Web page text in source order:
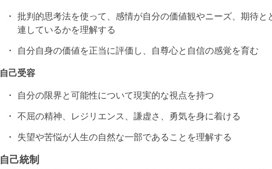
批判的思考法を使って、感情が自分の価値観やニーズ、期待と
連しているかを理解する
自分自身の価値を正当に評価し、自尊心と自信の感覚を育む
自己受容
自分の限界と可能性について現実的な視点を持つ
不屈の精神、レジリエンス、謙虚さ、勇気を身に着ける
失望や苦悩が人生の自然な一部であることを理解する
自己統制